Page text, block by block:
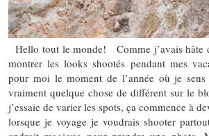
Hello tout le monde! Comme j’avais hâte
montrer les looks shootés pendant mes
pour moi le moment de l’année où je
vraiment quelque chose de différent sur le
j’essaie de varier les spots, ça commence à
lorsque je voyage je voudrais shooter